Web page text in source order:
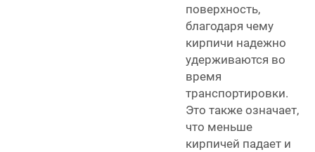
поверхность,
благодаря чему
кирпичи надежно
удерживаются во
время
транспортировки.
Это также означает,
что меньше
кирпичей падает и